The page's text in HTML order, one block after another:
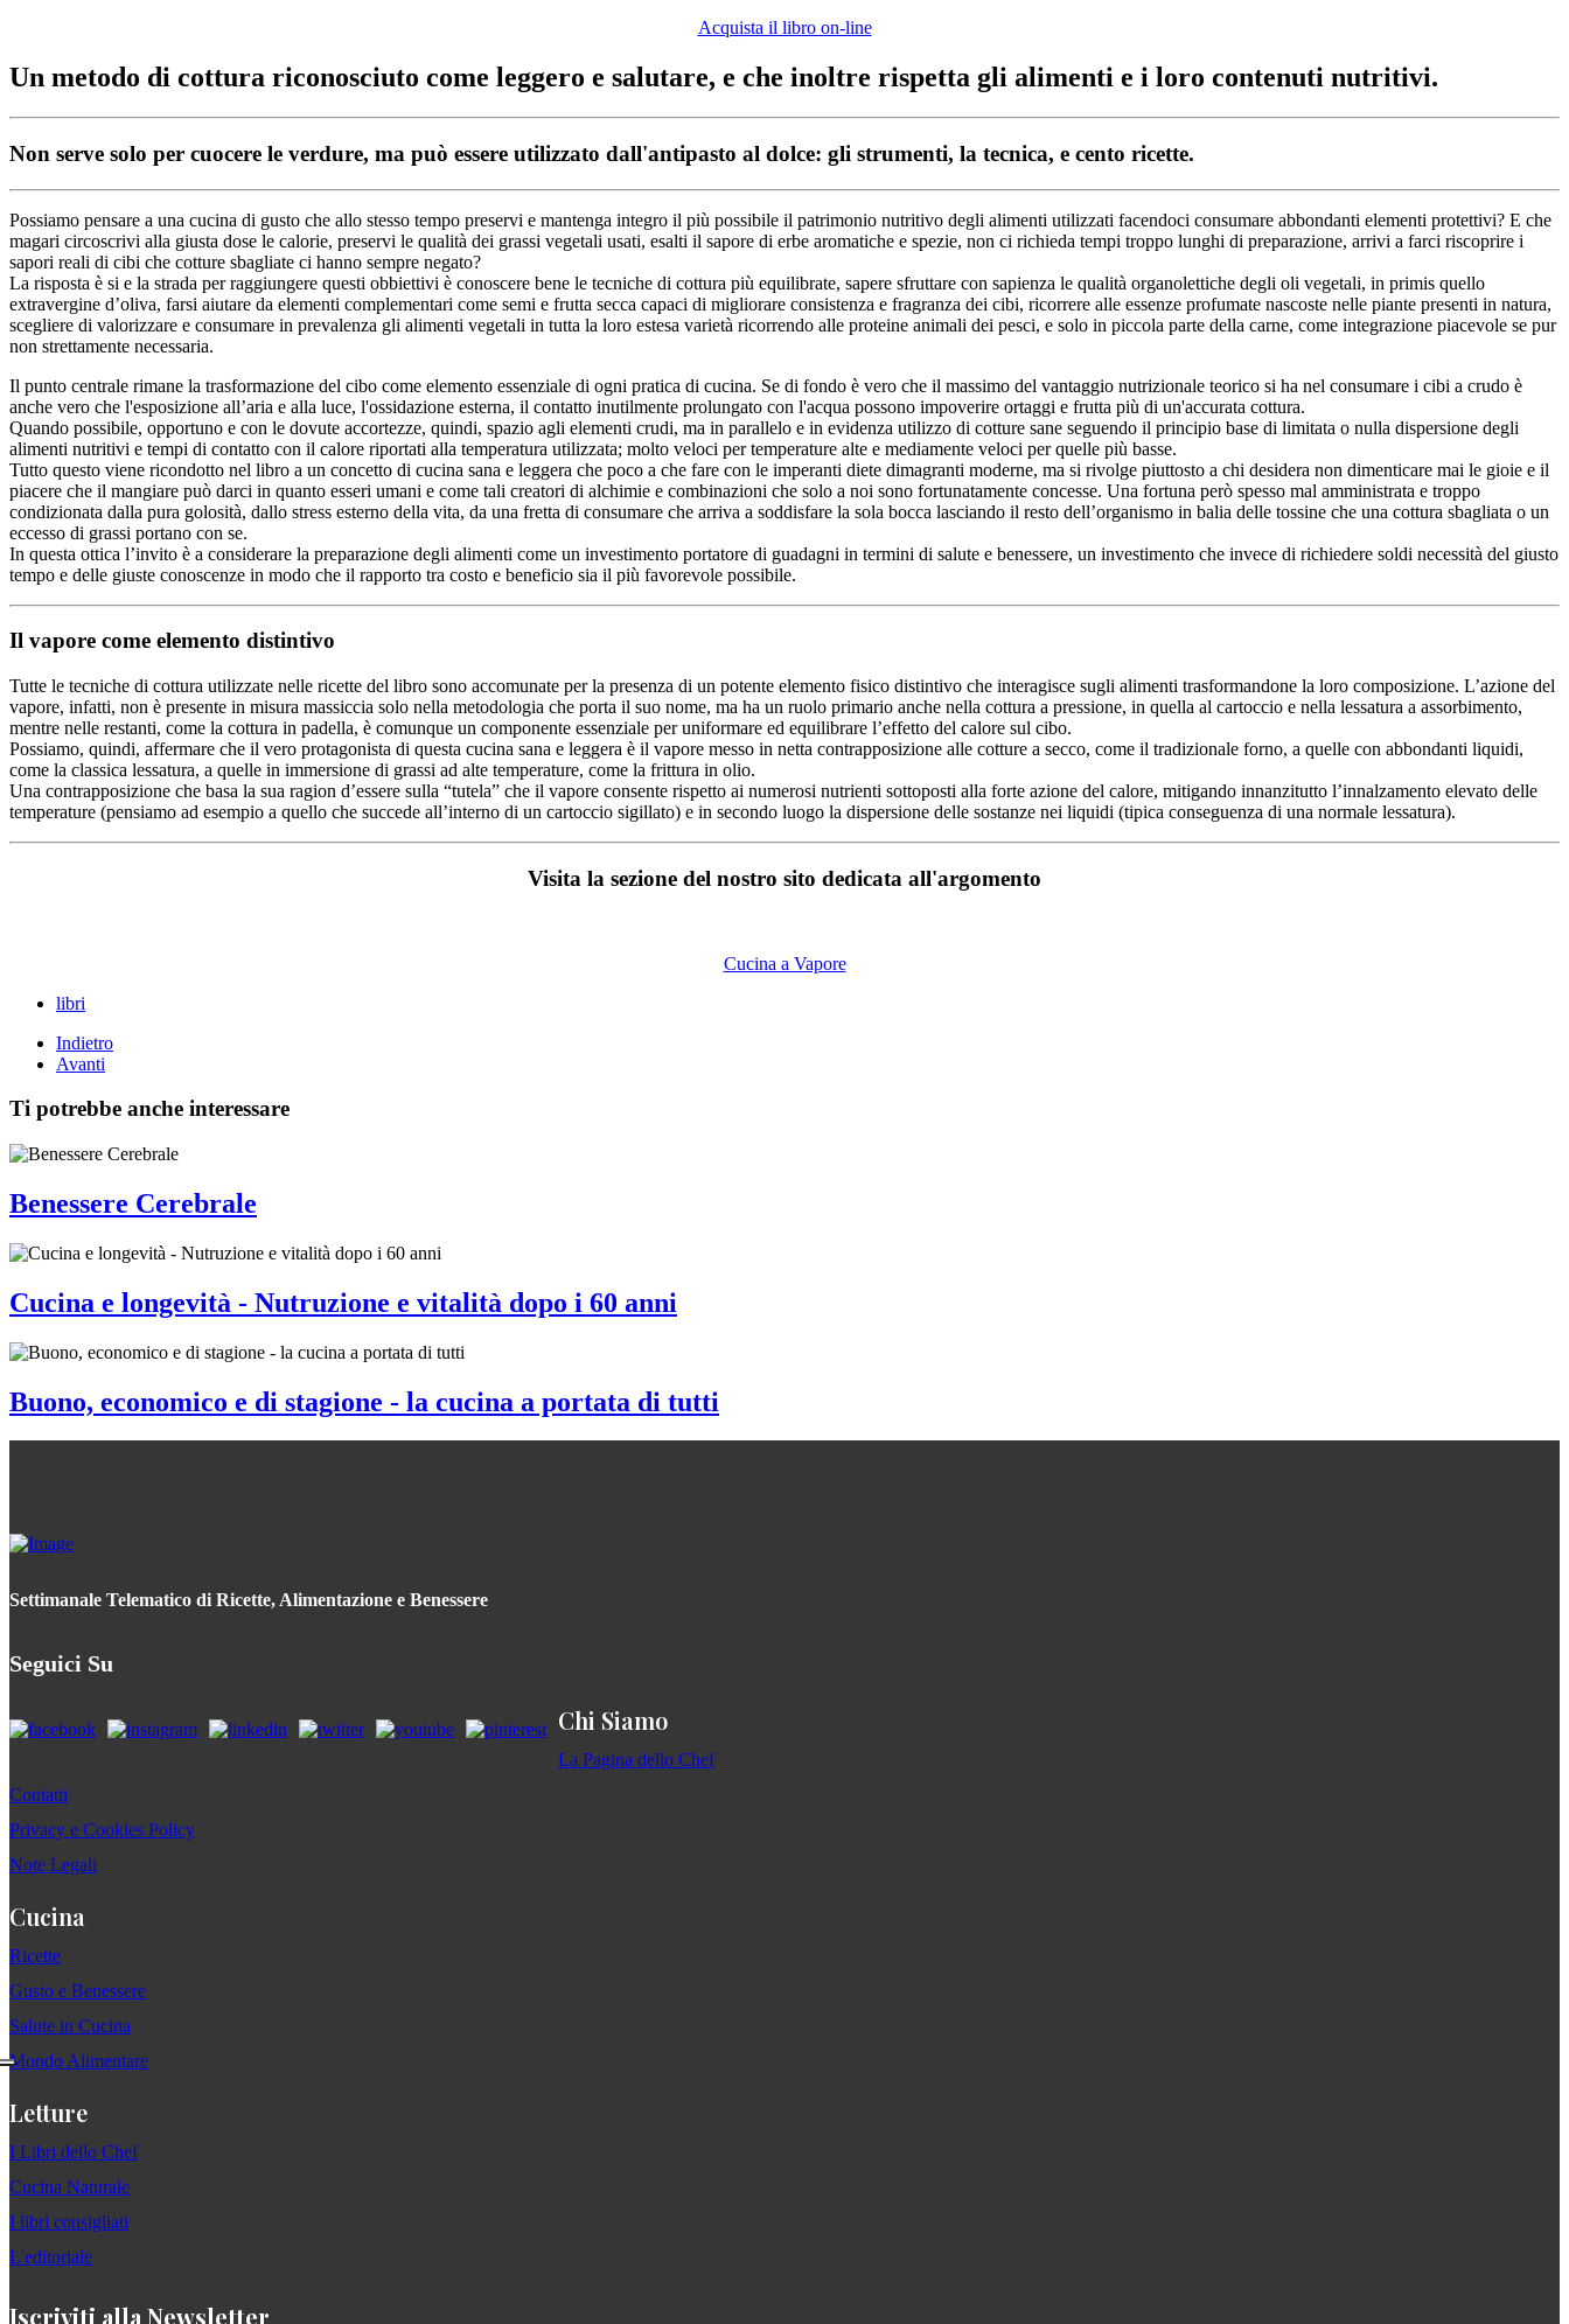
Acquista il libro on-line
Un metodo di cottura riconosciuto come leggero e salutare, e che inoltre rispetta gli alimenti e i loro contenuti nutritivi.
Non serve solo per cuocere le verdure, ma può essere utilizzato dall'antipasto al dolce: gli strumenti, la tecnica, e cento ricette.
Possiamo pensare a una cucina di gusto che allo stesso tempo preservi e mantenga integro il più possibile il patrimonio nutritivo degli alimenti utilizzati facendoci consumare abbondanti elementi protettivi? E che
magari circoscrivi alla giusta dose le calorie, preservi le qualità dei grassi vegetali usati, esalti il sapore di erbe aromatiche e spezie, non ci richieda tempi troppo lunghi di preparazione, arrivi a farci riscoprire i
sapori reali di cibi che cotture sbagliate ci hanno sempre negato?
La risposta è si e la strada per raggiungere questi obbiettivi è conoscere bene le tecniche di cottura più equilibrate, sapere sfruttare con sapienza le qualità organolettiche degli oli vegetali, in primis quello
extravergine d’oliva, farsi aiutare da elementi complementari come semi e frutta secca capaci di migliorare consistenza e fragranza dei cibi, ricorrere alle essenze profumate nascoste nelle piante presenti in natura,
scegliere di valorizzare e consumare in prevalenza gli alimenti vegetali in tutta la loro estesa varietà ricorrendo alle proteine animali dei pesci, e solo in piccola parte della carne, come integrazione piacevole se pur
non strettamente necessaria.
Il punto centrale rimane la trasformazione del cibo come elemento essenziale di ogni pratica di cucina. Se di fondo è vero che il massimo del vantaggio nutrizionale teorico si ha nel consumare i cibi a crudo è
anche vero che l'esposizione all’aria e alla luce, l'ossidazione esterna, il contatto inutilmente prolungato con l'acqua possono impoverire ortaggi e frutta più di un'accurata cottura.
Quando possibile, opportuno e con le dovute accortezze, quindi, spazio agli elementi crudi, ma in parallelo e in evidenza utilizzo di cotture sane seguendo il principio base di limitata o nulla dispersione degli
alimenti nutritivi e tempi di contatto con il calore riportati alla temperatura utilizzata; molto veloci per temperature alte e mediamente veloci per quelle più basse.
Tutto questo viene ricondotto nel libro a un concetto di cucina sana e leggera che poco a che fare con le imperanti diete dimagranti moderne, ma si rivolge piuttosto a chi desidera non dimenticare mai le gioie e il
piacere che il mangiare può darci in quanto esseri umani e come tali creatori di alchimie e combinazioni che solo a noi sono fortunatamente concesse. Una fortuna però spesso mal amministrata e troppo
condizionata dalla pura golosità, dallo stress esterno della vita, da una fretta di consumare che arriva a soddisfare la sola bocca lasciando il resto dell’organismo in balia delle tossine che una cottura sbagliata o un
eccesso di grassi portano con se.
In questa ottica l’invito è a considerare la preparazione degli alimenti come un investimento portatore di guadagni in termini di salute e benessere, un investimento che invece di richiedere soldi necessità del giusto
tempo e delle giuste conoscenze in modo che il rapporto tra costo e beneficio sia il più favorevole possibile.
Il vapore come elemento distintivo
Tutte le tecniche di cottura utilizzate nelle ricette del libro sono accomunate per la presenza di un potente elemento fisico distintivo che interagisce sugli alimenti trasformandone la loro composizione. L’azione del
vapore, infatti, non è presente in misura massiccia solo nella metodologia che porta il suo nome, ma ha un ruolo primario anche nella cottura a pressione, in quella al cartoccio e nella lessatura a assorbimento,
mentre nelle restanti, come la cottura in padella, è comunque un componente essenziale per uniformare ed equilibrare l’effetto del calore sul cibo.
Possiamo, quindi, affermare che il vero protagonista di questa cucina sana e leggera è il vapore messo in netta contrapposizione alle cotture a secco, come il tradizionale forno, a quelle con abbondanti liquidi,
come la classica lessatura, a quelle in immersione di grassi ad alte temperature, come la frittura in olio.
Una contrapposizione che basa la sua ragion d’essere sulla “tutela” che il vapore consente rispetto ai numerosi nutrienti sottoposti alla forte azione del calore, mitigando innanzitutto l’innalzamento elevato delle
temperature (pensiamo ad esempio a quello che succede all’interno di un cartoccio sigillato) e in secondo luogo la dispersione delle sostanze nei liquidi (tipica conseguenza di una normale lessatura).
Visita la sezione del nostro sito dedicata all'argomento
Cucina a Vapore
libri
Indietro
Avanti
Ti potrebbe anche interessare
Benessere Cerebrale
Cucina e longevità - Nutruzione e vitalità dopo i 60 anni
Buono, economico e di stagione - la cucina a portata di tutti
Settimanale Telematico di Ricette, Alimentazione e Benessere
Seguici Su
Chi Siamo
La Pagina dello Chef
Contatti
Privacy e Cookies Policy
Note Legali
Cucina
Ricette
Gusto e Benessere
Salute in Cucina
Mondo Alimentare
Letture
I Libri dello Chef
Cucina Naturale
I libri consigliati
L'editoriale
Iscriviti alla Newsletter